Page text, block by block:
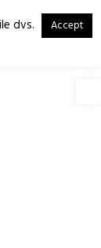
dvs. Accept